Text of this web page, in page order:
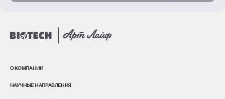
О КОМПАНИИ
НАУЧНЫЕ НАПРАВЛЕНИЯ